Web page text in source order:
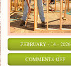
FEBRUARY - 14 - 2026
COMMENTS OFFON